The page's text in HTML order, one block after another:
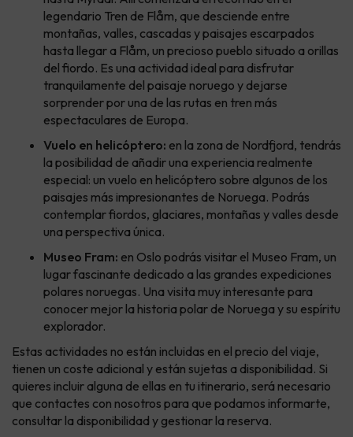
legendario Tren de Flåm, que desciende entre
montañas, valles, cascadas y paisajes escarpados
hasta llegar a Flåm, un precioso pueblo situado a orillas
del fiordo. Es una actividad ideal para disfrutar
tranquilamente del paisaje noruego y dejarse
sorprender por una de las rutas en tren más
espectaculares de Europa.
Vuelo en helicóptero: en la zona de Nordfjord, tendrás
la posibilidad de añadir una experiencia realmente
especial: un vuelo en helicóptero sobre algunos de los
paisajes más impresionantes de Noruega. Podrás
contemplar fiordos, glaciares, montañas y valles desde
una perspectiva única.
Museo Fram: en Oslo podrás visitar el Museo Fram, un
lugar fascinante dedicado a las grandes expediciones
polares noruegas. Una visita muy interesante para
conocer mejor la historia polar de Noruega y su espíritu
explorador.
Estas actividades no están incluidas en el precio del viaje,
tienen un coste adicional y están sujetas a disponibilidad. Si
quieres incluir alguna de ellas en tu itinerario, será necesario
que contactes con nosotros para que podamos informarte,
consultar la disponibilidad y gestionar la reserva.